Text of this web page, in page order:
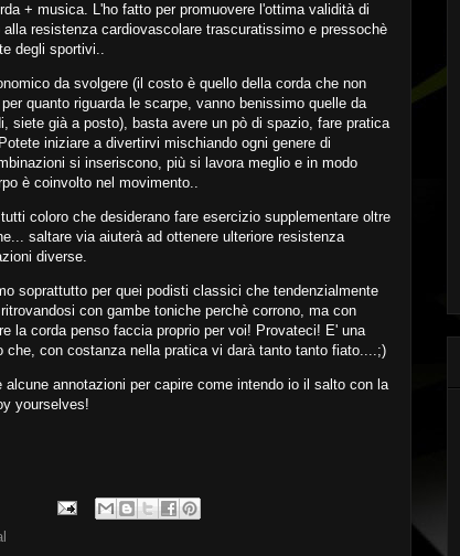
+ musica. L'ho fatto per promuovere l'ottima validità di
resistenza cardiovascolare trascuratissimo e pressochè
degli sportivi..
da svolgere (il costo è quello della corda che non
quanto riguarda le scarpe, vanno benissimo quelle da
siete già a posto), basta avere un pò di spazio, fare pratica
iniziare a divertirvi mischiando ogni genere di
si inseriscono, più si lavora meglio e in modo
è coinvolto nel movimento..
coloro che desiderano fare esercizio supplementare oltre
saltare via aiuterà ad ottenere ulteriore resistenza
diverse.
soprattutto per quei podisti classici che tendenzialmente
con gambe toniche perchè corrono, ma con
la corda penso faccia proprio per voi! Provateci! E' una
che, con costanza nella pratica vi darà tanto tanto fiato....;)
alcune annotazioni per capire come intendo io il salto con la
yourselves!